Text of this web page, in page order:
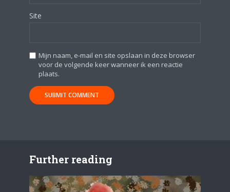
Site
Mijn naam, e-mail en site opslaan in deze browser
voor de volgende keer wanneer ik een reactie
plaats.
Further reading